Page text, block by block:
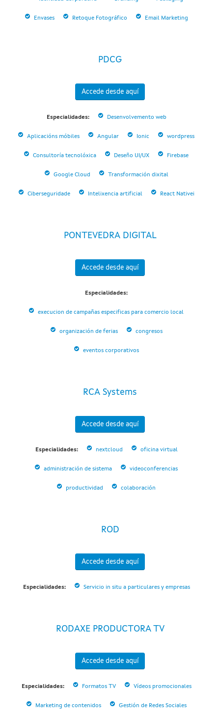
Envases Retoque Fotográfico Email Marketing
PDCG
Accede desde aquí
Especialidades: Desenvolvemento web
Aplicacións móbiles Angular Ionic wordpress
Consultoría tecnolóxica Deseño UI/UX Firebase
Google Cloud Transformación dixital
Ciberseguridade Intelixencia artificial React Nativei
PONTEVEDRA DIGITAL
Accede desde aquí
Especialidades:
execucion de campañas especificas para comercio local
organización de ferias congresos
eventos corporativos
RCA Systems
Accede desde aquí
Especialidades: nextcloud oficina virtual
administración de sistema videoconferencias
productividad colaboración
ROD
Accede desde aquí
Especialidades: Servicio in situ a particulares y empresas
RODAXE PRODUCTORA TV
Accede desde aquí
Especialidades: Formatos TV Vídeos promocionales
Marketing de contenidos Gestión de Redes Sociales